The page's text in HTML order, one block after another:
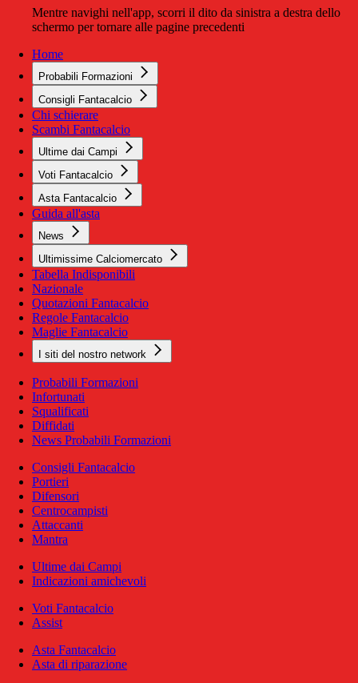
Mentre navighi nell'app, scorri il dito da sinistra a destra dello
schermo per tornare alle pagine precedenti
Home
Probabili Formazioni
Consigli Fantacalcio
Chi schierare
Scambi Fantacalcio
Ultime dai Campi
Voti Fantacalcio
Asta Fantacalcio
Guida all'asta
News
Ultimissime Calciomercato
Tabella Indisponibili
Nazionale
Quotazioni Fantacalcio
Regole Fantacalcio
Maglie Fantacalcio
I siti del nostro network
Probabili Formazioni
Infortunati
Squalificati
Diffidati
News Probabili Formazioni
Consigli Fantacalcio
Portieri
Difensori
Centrocampisti
Attaccanti
Mantra
Ultime dai Campi
Indicazioni amichevoli
Voti Fantacalcio
Assist
Asta Fantacalcio
Asta di riparazione